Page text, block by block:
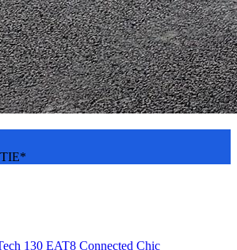
130 EAT8 Connected Chic